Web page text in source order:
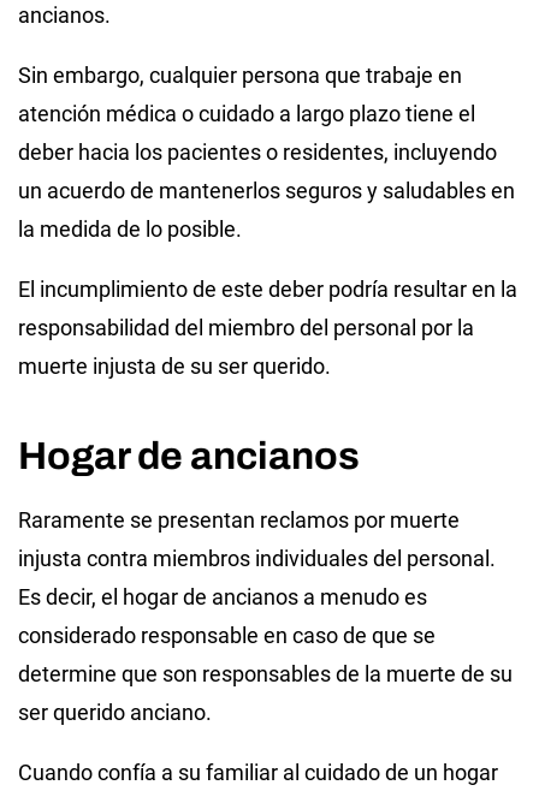
ancianos.
Sin embargo, cualquier persona que trabaje en
atención médica o cuidado a largo plazo tiene el
deber hacia los pacientes o residentes, incluyendo
un acuerdo de mantenerlos seguros y saludables en
la medida de lo posible.
El incumplimiento de este deber podría resultar en la
responsabilidad del miembro del personal por la
muerte injusta de su ser querido.
Hogar de ancianos
Raramente se presentan reclamos por muerte
injusta contra miembros individuales del personal.
Es decir, el hogar de ancianos a menudo es
considerado responsable en caso de que se
determine que son responsables de la muerte de su
ser querido anciano.
Cuando confía a su familiar al cuidado de un hogar